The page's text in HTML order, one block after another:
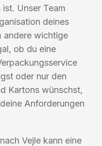
Unser Team
deines
andere wichtige
ob du eine
oder nur den
Kartons wünschst,
Anforderungen
Vejle kann eine